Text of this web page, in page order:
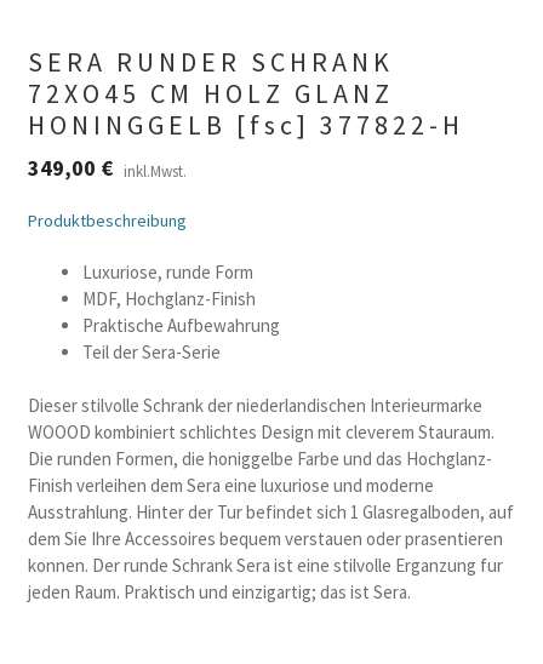
SERA RUNDER SCHRANK
72XO45 CM HOLZ GLANZ
HONINGGELB [fsc] 377822-H
349,00 € inkl.Mwst.
Produktbeschreibung
Luxuriose, runde Form
MDF, Hochglanz-Finish
Praktische Aufbewahrung
Teil der Sera-Serie
Dieser stilvolle Schrank der niederlandischen Interieurmarke
WOOOD kombiniert schlichtes Design mit cleverem Stauraum.
Die runden Formen, die honiggelbe Farbe und das Hochglanz-
Finish verleihen dem Sera eine luxuriose und moderne
Ausstrahlung. Hinter der Tur befindet sich 1 Glasregalboden, auf
dem Sie Ihre Accessoires bequem verstauen oder prasentieren
konnen. Der runde Schrank Sera ist eine stilvolle Erganzung fur
jeden Raum. Praktisch und einzigartig; das ist Sera.